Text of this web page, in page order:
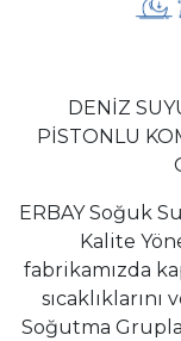
DENİZ
PİSTONLU
ERBAY Soğuk
Kalite
fabrikamızda
Soğutma